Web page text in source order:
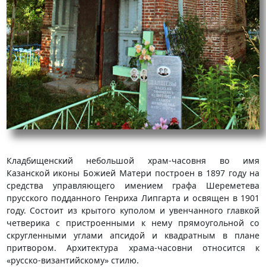
Кладбищенский небольшой храм-часовня во имя
Казанской иконы Божией Матери построен в 1897 году на
средства управляющего имением графа Шереметева
прусского подданного Генриха Липгарта и освящен в 1901
году. Состоит из крытого куполом и увенчанного главкой
четверика с пристроенными к нему прямоугольной со
скругленными углами апсидой и квадратным в плане
притвором. Архитектура храма-часовни относится к
«русско-византийскому» стилю.